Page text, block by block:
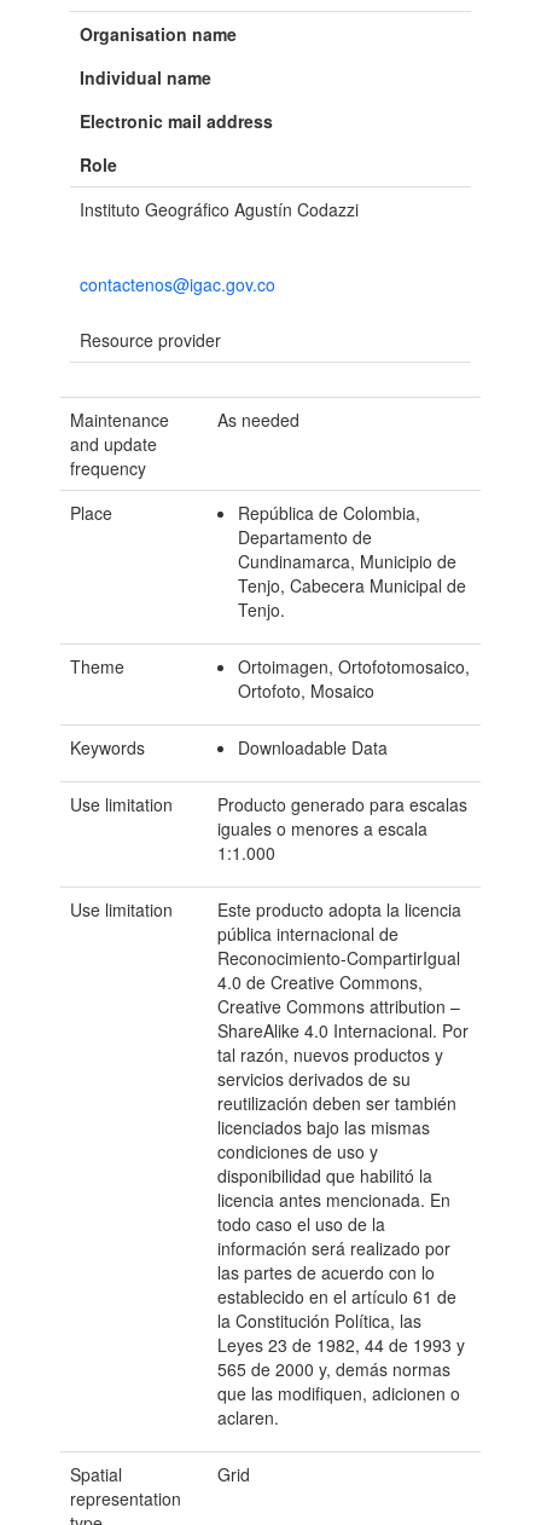
Organisation name
Individual name
Electronic mail address
Role
Instituto Geográfico Agustín Codazzi
contactenos@igac.gov.co
Resource provider
Maintenance
and update
frequency
As needed
Place
República de Colombia,
Departamento de
Cundinamarca, Municipio de
Tenjo, Cabecera Municipal de
Tenjo.
Theme
Ortoimagen, Ortofotomosaico,
Ortofoto, Mosaico
Keywords Downloadable Data
Use limitation
Producto generado para escalas
iguales o menores a escala
1:1.000
Use limitation
Este producto adopta la licencia
pública internacional de
Reconocimiento-CompartirIgual
4.0 de Creative Commons,
Creative Commons attribution –
ShareAlike 4.0 Internacional. Por
tal razón, nuevos productos y
servicios derivados de su
reutilización deben ser también
licenciados bajo las mismas
condiciones de uso y
disponibilidad que habilitó la
licencia antes mencionada. En
todo caso el uso de la
información será realizado por
las partes de acuerdo con lo
establecido en el artículo 61 de
la Constitución Política, las
Leyes 23 de 1982, 44 de 1993 y
565 de 2000 y, demás normas
que las modifiquen, adicionen o
aclaren.
Spatial
representation
Grid